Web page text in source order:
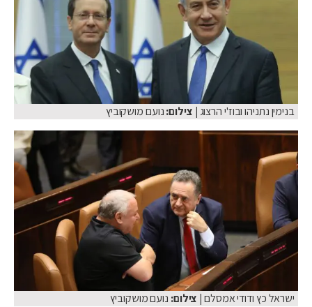
בנימין נתניהו ובוז'י הרצוג | צילום:נועם מושקוביץ
ישראל כץ ודודי אמסלם| צילום: נועם מושקוביץ